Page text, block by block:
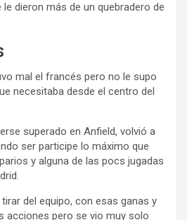
le dieron más de un quebradero de
mal el francés pero no le supo
necesitaba desde el centro del
superado en Anfield, volvió a
ser participe lo máximo que
y alguna de las pocs jugadas
tirar del equipo, con esas ganas y
acciones pero se vio muy solo